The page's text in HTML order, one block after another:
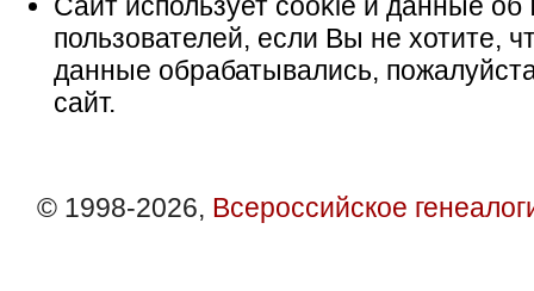
пользователей, если Вы не хотите,
данные обрабатывались,
сайт.
© 1998-2026, Всероссийское